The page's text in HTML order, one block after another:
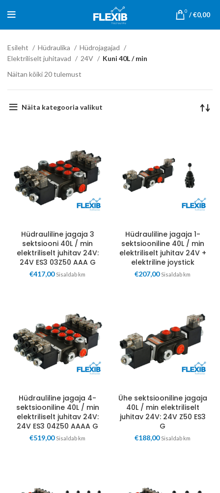
0 /€0,00
Esileht Hüdraulika
Hüdrojagajad
Elektriliselt juhitavad
24V
Kuni 40L / min
Näitan kõiki 20 tulemust
Näita kategooria valikut
Hüdrauliline jagaja 3
sektsiooni 40L / min
elektriliselt juhitav 24V:
24V ES3 03Z50 AAA G
€417,00 Sisaldab km
Hüdrauliline jagaja 1-
sektsiooniline 40L / min
elektriliselt juhitav 24V +
elektriline joystick
€207,00 Sisaldab km
Hüdrauliline jagaja 4-
sektsiooniline 40L / min
elektriliselt juhitav 24V:
24V ES3 04Z50 AAAA G
€519,00 Sisaldab km
Ühe sektsiooniline jagaja
40L / min elektriliselt
juhitav 24V: 24V Z50 ES3
G
€188,00 Sisaldab km